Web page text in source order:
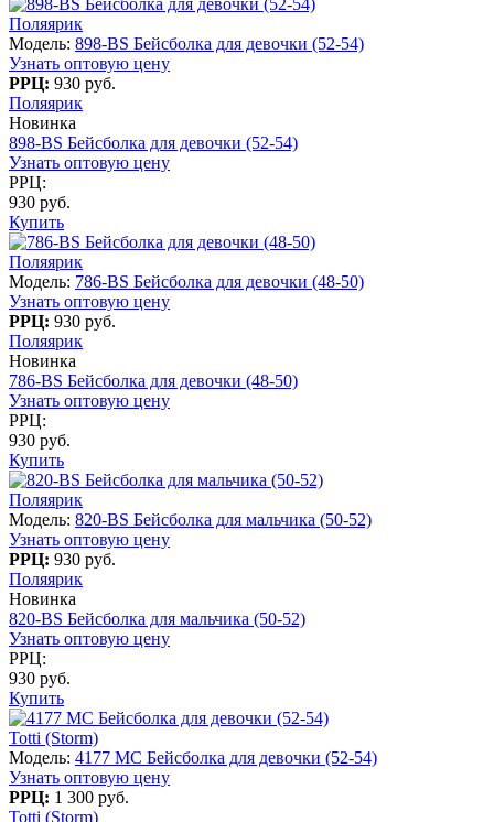
Поляярик
Модель: 898-BS Бейсболка для девочки (52-54)
Узнать оптовую цену
РРЦ: 930 руб.
Поляярик
Новинка
898-BS Бейсболка для девочки (52-54)
Узнать оптовую цену
РРЦ:
930 руб.
Купить
Поляярик
Модель: 786-BS Бейсболка для девочки (48-50)
Узнать оптовую цену
РРЦ: 930 руб.
Поляярик
Новинка
786-BS Бейсболка для девочки (48-50)
Узнать оптовую цену
РРЦ:
930 руб.
Купить
Поляярик
Модель: 820-BS Бейсболка для мальчика (50-52)
Узнать оптовую цену
РРЦ: 930 руб.
Поляярик
Новинка
820-BS Бейсболка для мальчика (50-52)
Узнать оптовую цену
РРЦ:
930 руб.
Купить
Totti (Storm)
Модель: 4177 МC Бейсболка для девочки (52-54)
Узнать оптовую цену
РРЦ: 1 300 руб.
Totti (Storm)